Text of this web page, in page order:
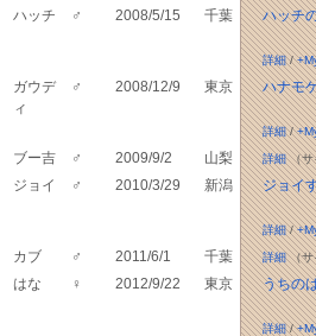
ハッチ ♂ 2008/5/15 千葉 ハッチ
詳細/
ガウデ
ィ
♂ 2008/12/9 東京 ハナモ
詳細/
ブー吉 ♂ 2009/9/2 山梨 詳細（サ
ジョイ ♂ 2010/3/29 新潟 ジョイ
詳細/
カブ ♂ 2011/6/1 千葉 詳細（サ
はな ♀ 2012/9/22 東京 うちの
詳細/